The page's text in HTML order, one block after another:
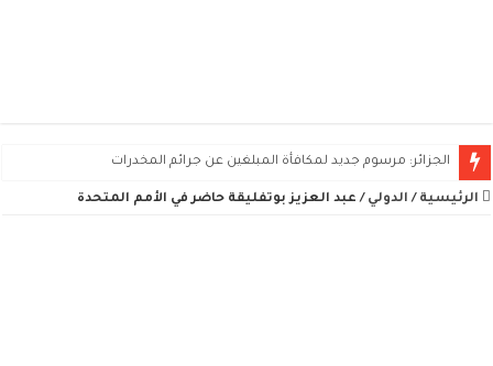
الجزائر: مرسوم جديد لمكافأة المبلغين عن جرائم المخدرات
صندوق التوفير والاحتياط يطرح 2490 سكناً ومحلاً تجارياً للبيع في 11 ولاية
الرئيسية / الدولي / عبد العزيز بوتفليقة حاضر في الأمم المتحدة